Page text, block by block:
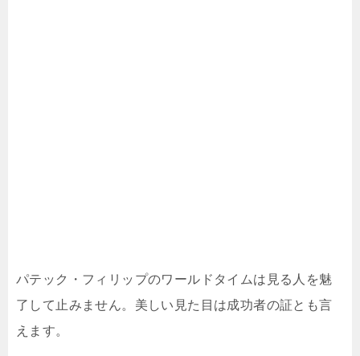
パテック・フィリップのワールドタイムは見る人を魅
了して止みません。美しい見た目は成功者の証とも言
えます。